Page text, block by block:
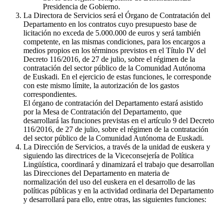
Presidencia de Gobierno.
La Directora de Servicios será el Órgano de Contratación del
Departamento en los contratos cuyo presupuesto base de
licitación no exceda de 5.000.000 de euros y será también
competente, en las mismas condiciones, para los encargos a
medios propios en los términos previstos en el Título IV del
Decreto 116/2016, de 27 de julio, sobre el régimen de la
contratación del sector público de la Comunidad Autónoma
de Euskadi. En el ejercicio de estas funciones, le corresponde
con este mismo límite, la autorización de los gastos
correspondientes.
El órgano de contratación del Departamento estará asistido
por la Mesa de Contratación del Departamento, que
desarrollará las funciones previstas en el artículo 9 del Decreto
116/2016, de 27 de julio, sobre el régimen de la contratación
del sector público de la Comunidad Autónoma de Euskadi.
La Dirección de Servicios, a través de la unidad de euskera y
siguiendo las directrices de la Viceconsejería de Política
Lingüística, coordinará y dinamizará el trabajo que desarrollan
las Direcciones del Departamento en materia de
normalización del uso del euskera en el desarrollo de las
políticas públicas y en la actividad ordinaria del Departamento
y desarrollará para ello, entre otras, las siguientes funciones: